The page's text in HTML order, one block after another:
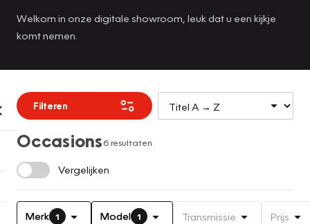
Welkom in onze digitale showroom, leuk dat u een kijkje
komt nemen.
Filteren
Occasions6 resultaten
Vergelijken
Merk 1 Model 1 Transmissie Prijs